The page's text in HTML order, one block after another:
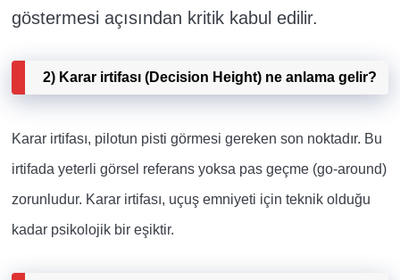
göstermesi açısından kritik kabul edilir.
2) Karar irtifası (Decision Height) ne anlama gelir?
Karar irtifası, pilotun pisti görmesi gereken son noktadır. Bu
irtifada yeterli görsel referans yoksa pas geçme (go-around)
zorunludur. Karar irtifası, uçuş emniyeti için teknik olduğu
kadar psikolojik bir eşiktir.